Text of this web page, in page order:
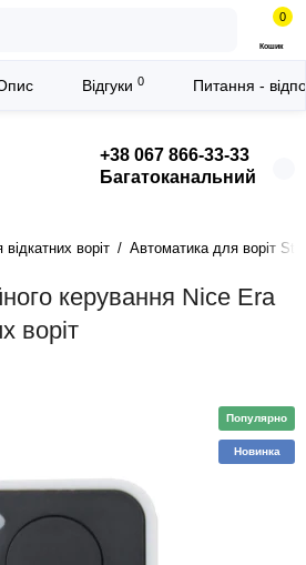
+38 067 866-33-33
Багатоканальний
0
Кошик
воріт Автоматика для воріт
керування Nice Era
воріт
Відгуки 0 Питання -
Популярно
Новинка